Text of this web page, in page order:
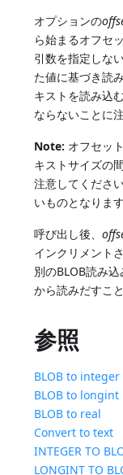
オプションの
ら始まるオフセ
引数を指定しな
た値に基づき読
キストを読み込
ならないことに
Note: オフセッ
キストサイズの
注意してくださ
いものとなります
呼び出し後、
インクリメント
別のBLOB読み
から読みだすこ
参照
BLOB to integer
BLOB to longint
BLOB to real
Convert to text
INTEGER TO
LONGINT TO